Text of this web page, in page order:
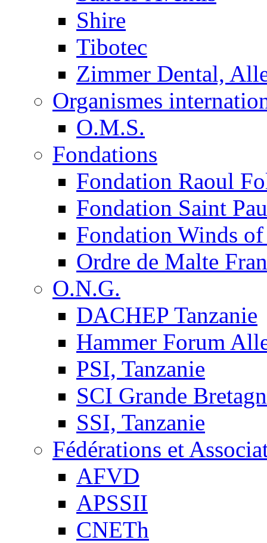
Shire
Tibotec
Zimmer Dental,
Organismes
O.M.S.
Fondations
Fondation Raoul
Fondation Saint
Fondation Winds
Ordre de Malte
O.N.G.
DACHEP Tanzanie
Hammer Forum
PSI, Tanzanie
SCI Grande
SSI, Tanzanie
Fédérations et
AFVD
APSSII
CNETh